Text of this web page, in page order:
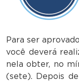
Para ser
você deverá
nela obter, no
(sete). Depois